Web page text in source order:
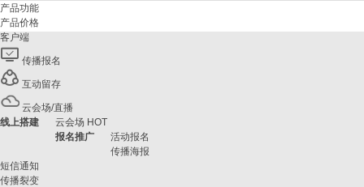
产品功能
产品价格
客户端
传播报名
互动留存
云会场/直播
线上搭建
云会场 HOT
报名推广
活动报名
传播海报
短信通知
传播裂变